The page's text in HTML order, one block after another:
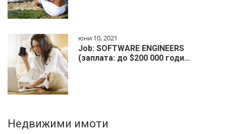
юни 10, 2021
Job: SOFTWARE ENGINEERS
(заплата: до $200 000 годи…
Недвижими имоти